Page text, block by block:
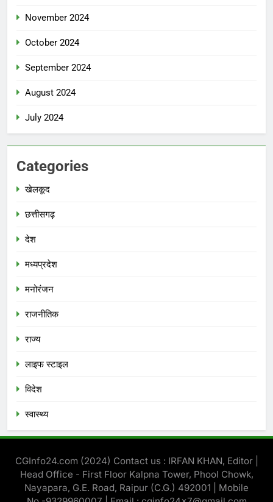
November 2024
October 2024
September 2024
August 2024
July 2024
Categories
खेलकूद
छत्तीसगढ़
देश
मध्‍यप्रदेश
मनोरंजन
राजनीतिक
राज्य
लाइफ स्टाइल
विदेश
स्‍वास्‍थ्‍य
CGInfo24.com (2024) Contact us : IRFAN KHAN, Editor |
Head Office - First Floor Kalpna Tower, Phool Chowk,
Nayapara, G.E. Road, Raipur (C.G.) 492001 | Mobile